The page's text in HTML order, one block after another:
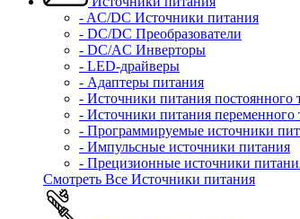
- AC/DC Источники питания
- DC/DC Преобразователи
- DC/AC Инверторы
- LED-драйверы
- Адаптеры питания
- Источники питания постоянного
- Источники питания переменного
- Программируемые источники
- Импульсные источники питания
- Прецизионные источники
Смотреть Все Источники питания